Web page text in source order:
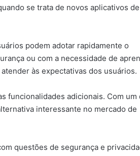
se trata de novos aplicativos de
podem adotar rapidamente o
ou com a necessidade de
às expectativas dos usuários.
funcionalidades adicionais. Com um
interessante no mercado de
questões de segurança e